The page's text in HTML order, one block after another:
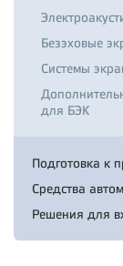
Безэховые
Системы
для БЭК
Подготовка к
Средства
Решения для